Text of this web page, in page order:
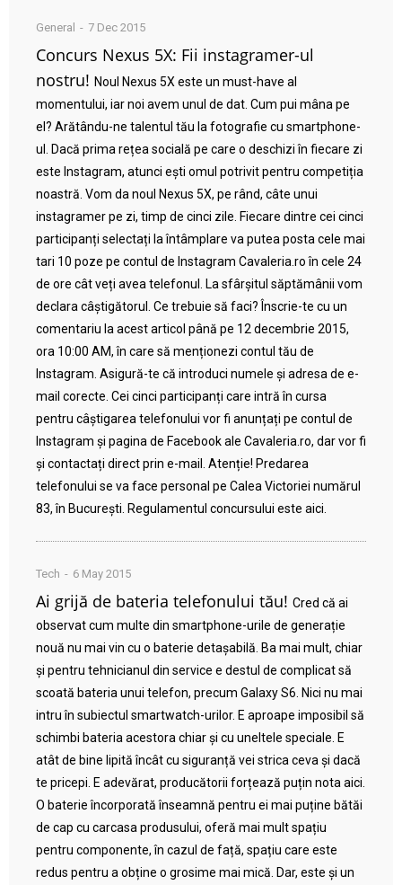
General 7 Dec 2015
Concurs Nexus 5X: Fii instagramer-ul
nostru! Noul Nexus 5X este un must-have al
momentului, iar noi avem unul de dat. Cum pui mâna pe
el? Arătându-ne talentul tău la fotografie cu smartphone-
ul. Dacă prima rețea socială pe care o deschizi în fiecare zi
este Instagram, atunci ești omul potrivit pentru competiția
noastră. Vom da noul Nexus 5X, pe rând, câte unui
instagramer pe zi, timp de cinci zile. Fiecare dintre cei cinci
participanți selectați la întâmplare va putea posta cele mai
tari 10 poze pe contul de Instagram Cavaleria.ro în cele 24
de ore cât veți avea telefonul. La sfârșitul săptămânii vom
declara câștigătorul. Ce trebuie să faci? Înscrie-te cu un
comentariu la acest articol până pe 12 decembrie 2015,
ora 10:00 AM, în care să menționezi contul tău de
Instagram. Asigură-te că introduci numele și adresa de e-
mail corecte. Cei cinci participanți care intră în cursa
pentru câștigarea telefonului vor fi anunțați pe contul de
Instagram și pagina de Facebook ale Cavaleria.ro, dar vor fi
și contactați direct prin e-mail. Atenție! Predarea
telefonului se va face personal pe Calea Victoriei numărul
83, în București. Regulamentul concursului este aici.
Tech 6 May 2015
Ai grijă de bateria telefonului tău! Cred că ai
observat cum multe din smartphone-urile de generație
nouă nu mai vin cu o baterie detașabilă. Ba mai mult, chiar
și pentru tehnicianul din service e destul de complicat să
scoată bateria unui telefon, precum Galaxy S6. Nici nu mai
intru în subiectul smartwatch-urilor. E aproape imposibil să
schimbi bateria acestora chiar și cu uneltele speciale. E
atât de bine lipită încât cu siguranță vei strica ceva și dacă
te pricepi. E adevărat, producătorii forțează puțin nota aici.
O baterie încorporată înseamnă pentru ei mai puține bătăi
de cap cu carcasa produsului, oferă mai mult spațiu
pentru componente, în cazul de față, spațiu care este
redus pentru a obține o grosime mai mică. Dar, este și un